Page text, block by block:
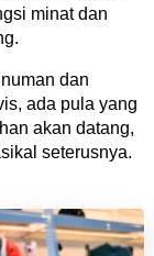
minat dan
dan
ada pula yang
akan datang,
seterusnya.